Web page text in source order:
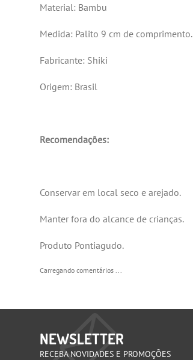
Material: Bambu
Medida: Palito 9 cm de comprimento.
Fabricante: Shiki
Origem: Brasil
Recomendações:
Conservar em local seco e arejado.
Manter fora do alcance de crianças.
Produto Pontiagudo.
Carregando comentários ...
NEWSLETTER
RECEBA NOVIDADES E PROMOÇÕES